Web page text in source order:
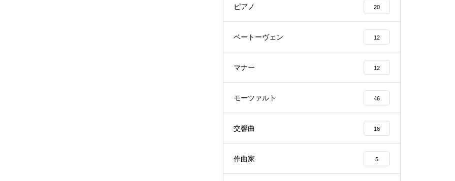
ピアノ 20
ベートーヴェン 12
マナー 12
モーツァルト 46
交響曲 18
作曲家 5